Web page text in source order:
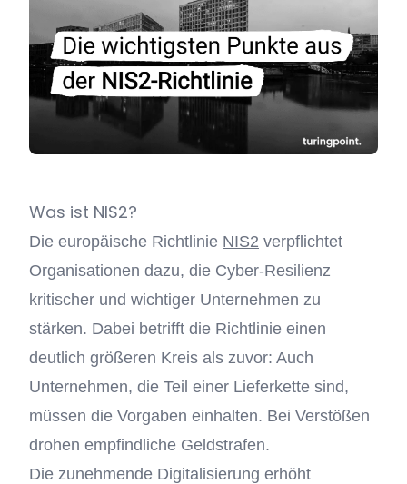
Was ist NIS2?
Die europäische Richtlinie NIS2 verpflichtet
Organisationen dazu, die Cyber-Resilienz
kritischer und wichtiger Unternehmen zu
stärken. Dabei betrifft die Richtlinie einen
deutlich größeren Kreis als zuvor: Auch
Unternehmen, die Teil einer Lieferkette sind,
müssen die Vorgaben einhalten. Bei Verstößen
drohen empfindliche Geldstrafen.
Die zunehmende Digitalisierung erhöht